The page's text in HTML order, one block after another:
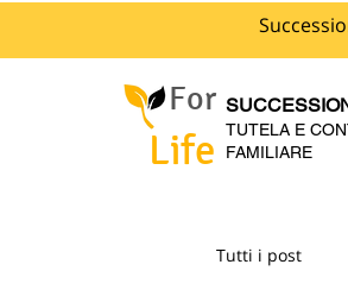
For
Life
TUTELA E
FAMILIARE
Tutti i post